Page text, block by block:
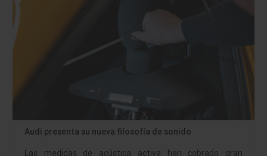
Audi presenta su nueva filosofía de sonido
Las medidas de acústica activa han cobrado gran